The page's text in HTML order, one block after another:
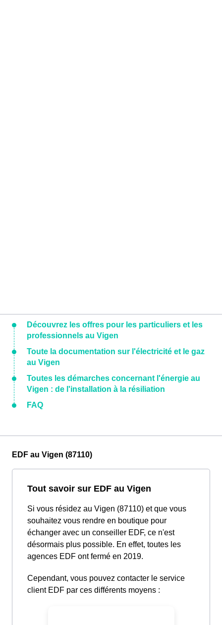
Découvrez les offres pour les particuliers et les
professionnels au Vigen
Toute la documentation sur l'électricité et le gaz
au Vigen
Toutes les démarches concernant l'énergie au
Vigen : de l'installation à la résiliation
FAQ
EDF au Vigen (87110)
Tout savoir sur EDF au Vigen
Si vous résidez au Vigen (87110) et que vous
souhaitez vous rendre en boutique pour
échanger avec un conseiller EDF, ce n'est
désormais plus possible. En effet, toutes les
agences EDF ont fermé en 2019.
Cependant, vous pouvez contacter le service
client EDF par ces différents moyens :